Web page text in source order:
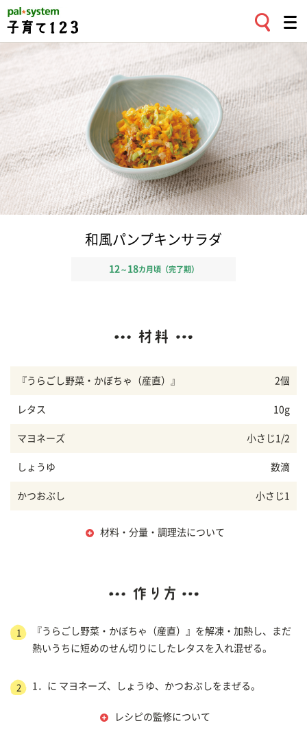
和風パンプキンサラダ
12 ～ 18カ月頃（完了期）
『うらごし野菜・かぼちゃ（産直）』 2個
レタス 10g
マヨネーズ 小さじ1/2
しょうゆ 数滴
かつおぶし 小さじ1
材料・分量・調理法について
1
『うらごし野菜・かぼちゃ（産直）』を解凍・加熱し、まだ
熱いうちに短めのせん切りにしたレタスを入れ混ぜる。
2 1．に マヨネーズ、しょうゆ、かつおぶしをまぜる。
レシピの監修について